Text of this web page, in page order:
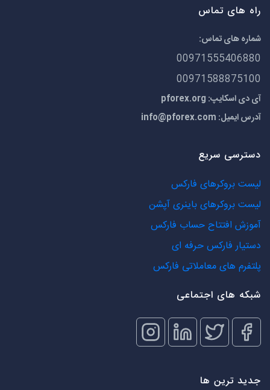
راه های تماس
شماره های تماس:
00971555406880
00971588875100
آی دی اسکایپ: pforex.org
آدرس ایمیل: info@pforex.com
دسترسی سریع
لیست بروکرهای فارکس
لیست بروکرهای باینری آپشن
آموزش افتتاح حساب فارکس
دستیار فارکس حرفه ای
پلتفرم های معاملاتی فارکس
شبکه های اجتماعی
جدید ترین ها